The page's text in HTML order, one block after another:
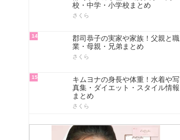
校・中学・小学校まとめ
さくら
14
郡司恭子の実家や家族！父親と職
業・母親・兄弟まとめ
さくら
15
キムヨナの身長や体重！水着や写
真集・ダイエット・スタイル情報
まとめ
さくら